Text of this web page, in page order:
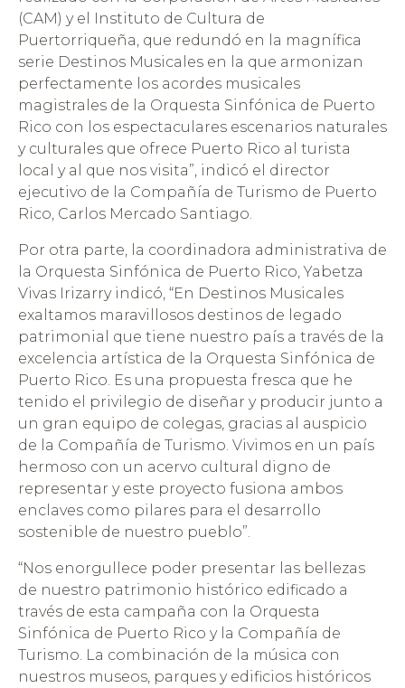
(CAM) y el Instituto de Cultura de
Puertorriqueña, que redundó en la magnífica
serie Destinos Musicales en la que armonizan
perfectamente los acordes musicales
magistrales de la Orquesta Sinfónica de Puerto
Rico con los espectaculares escenarios naturales
y culturales que ofrece Puerto Rico al turista
local y al que nos visita”, indicó el director
ejecutivo de la Compañía de Turismo de Puerto
Rico, Carlos Mercado Santiago.
Por otra parte, la coordinadora administrativa de
la Orquesta Sinfónica de Puerto Rico, Yabetza
Vivas Irizarry indicó, “En Destinos Musicales
exaltamos maravillosos destinos de legado
patrimonial que tiene nuestro país a través de la
excelencia artística de la Orquesta Sinfónica de
Puerto Rico. Es una propuesta fresca que he
tenido el privilegio de diseñar y producir junto a
un gran equipo de colegas, gracias al auspicio
de la Compañía de Turismo. Vivimos en un país
hermoso con un acervo cultural digno de
representar y este proyecto fusiona ambos
enclaves como pilares para el desarrollo
sostenible de nuestro pueblo”.
“Nos enorgullece poder presentar las bellezas
de nuestro patrimonio histórico edificado a
través de esta campaña con la Orquesta
Sinfónica de Puerto Rico y la Compañía de
Turismo. La combinación de la música con
nuestros museos, parques y edificios históricos